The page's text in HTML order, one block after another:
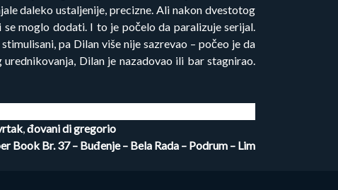
daleko ustaljenije, precizne. Ali nakon dvestotog
moglo dodati. I to je počelo da paralizuje serijal.
pa Dilan više nije sazrevao – počeo je da
Dilan je nazadovao ili bar stagnirao.
,đovani di gregorio
Book Br. 37 – Buđenje – Bela Rada – Podrum – Lim